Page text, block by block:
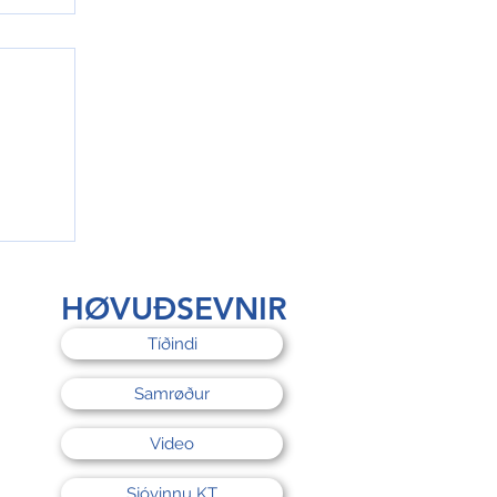
HØVUÐSEVNIR
Tíðindi
Samrøður
Video